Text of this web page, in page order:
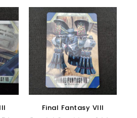
Final Fantasy VIII